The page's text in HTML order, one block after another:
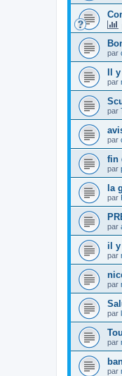
par
Il
par
par
par
fin
par
la
par
par
il y
par
par
par
par
par